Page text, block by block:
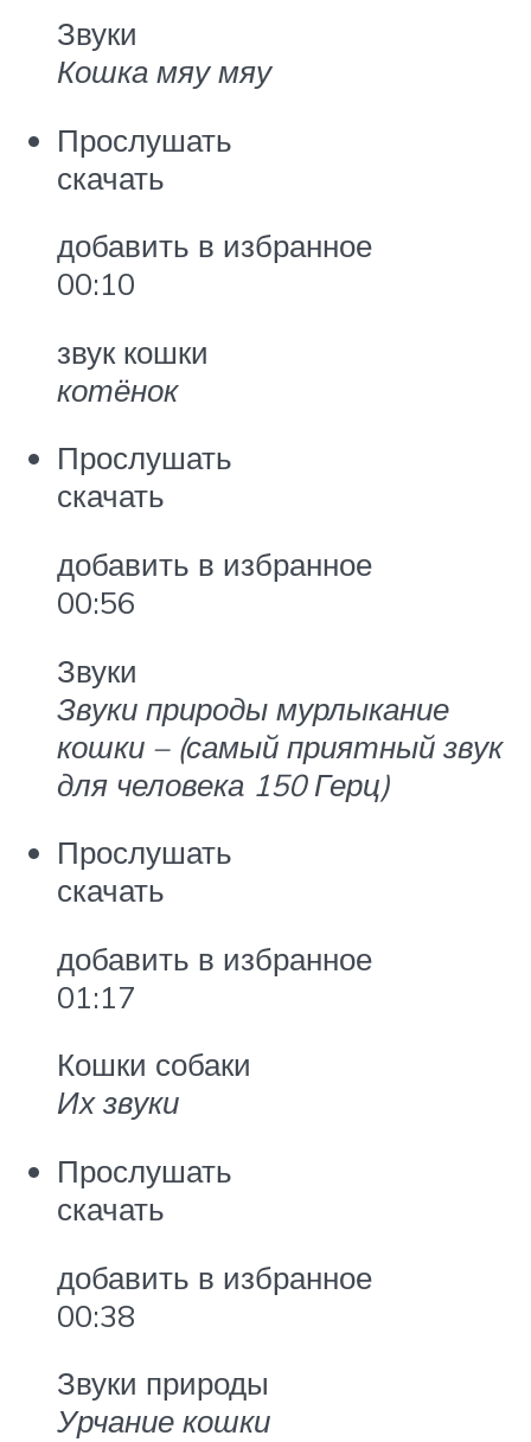
Звуки
Кошка мяу мяу
Прослушать
скачать
добавить в избранное
00:10
звук кошки
котёнок
Прослушать
скачать
добавить в избранное
00:56
Звуки
Звуки природы мурлыкание
кошки – (самый приятный звук
для человека 150 Герц)
Прослушать
скачать
добавить в избранное
01:17
Кошки собаки
Их звуки
Прослушать
скачать
добавить в избранное
00:38
Звуки природы
Урчание кошки